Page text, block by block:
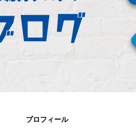
プロフィール